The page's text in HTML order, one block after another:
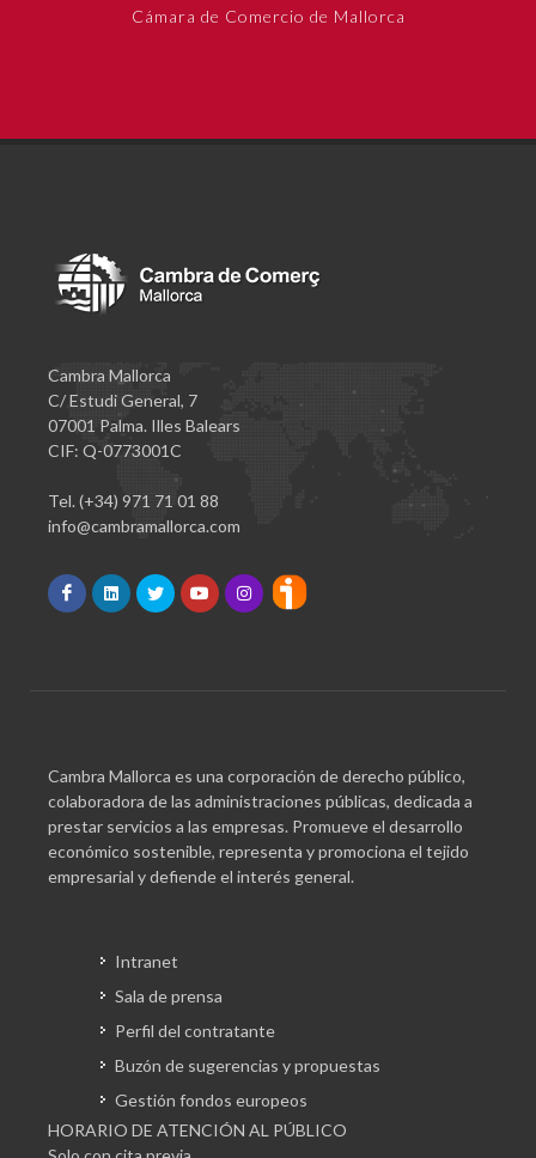
Cámara de Comercio de Mallorca
Cambra Mallorca
C/ Estudi General, 7
07001 Palma. Illes Balears
CIF: Q-0773001C
Tel. (+34) 971 71 01 88
info@cambramallorca.com
Cambra Mallorca es una corporación de derecho público,
colaboradora de las administraciones públicas, dedicada a
prestar servicios a las empresas. Promueve el desarrollo
económico sostenible, representa y promociona el tejido
empresarial y defiende el interés general.
Intranet
Sala de prensa
Perfil del contratante
Buzón de sugerencias y propuestas
Gestión fondos europeos
HORARIO DE ATENCIÓN AL PÚBLICO